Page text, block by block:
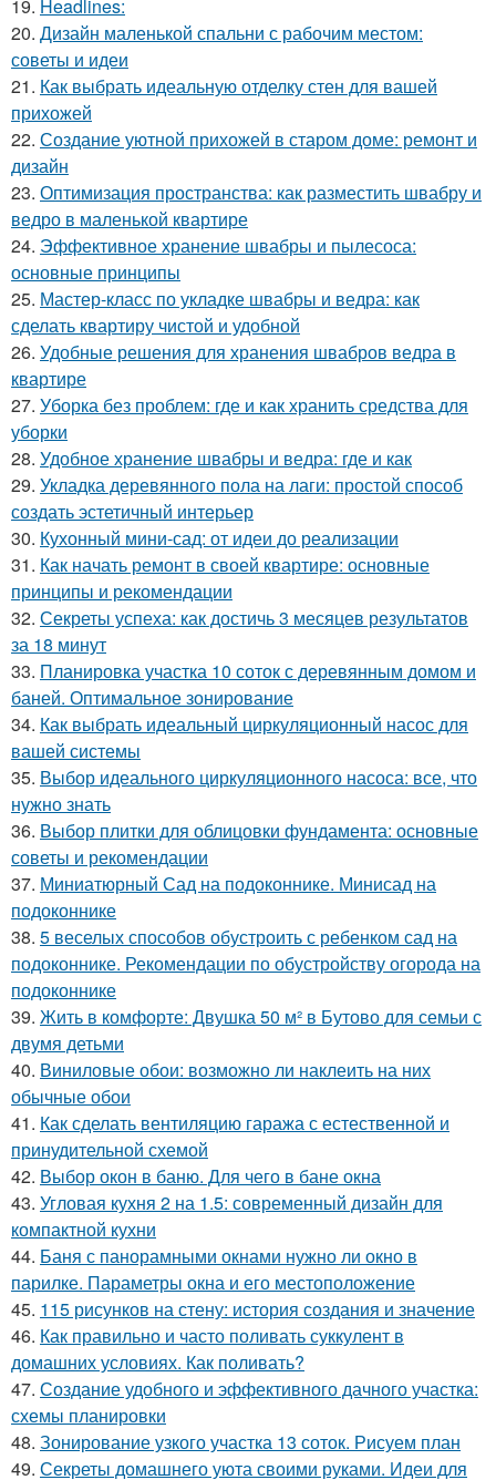
19. Headlines:
20. Дизайн маленькой спальни с рабочим местом:
советы и идеи
21. Как выбрать идеальную отделку стен для вашей
прихожей
22. Создание уютной прихожей в старом доме: ремонт и
дизайн
23. Оптимизация пространства: как разместить швабру и
ведро в маленькой квартире
24. Эффективное хранение швабры и пылесоса:
основные принципы
25. Мастер-класс по укладке швабры и ведра: как
сделать квартиру чистой и удобной
26. Удобные решения для хранения швабров ведра в
квартире
27. Уборка без проблем: где и как хранить средства для
уборки
28. Удобное хранение швабры и ведра: где и как
29. Укладка деревянного пола на лаги: простой способ
создать эстетичный интерьер
30. Кухонный мини-сад: от идеи до реализации
31. Как начать ремонт в своей квартире: основные
принципы и рекомендации
32. Секреты успеха: как достичь 3 месяцев результатов
за 18 минут
33. Планировка участка 10 соток с деревянным домом и
баней. Оптимальное зонирование
34. Как выбрать идеальный циркуляционный насос для
вашей системы
35. Выбор идеального циркуляционного насоса: все, что
нужно знать
36. Выбор плитки для облицовки фундамента: основные
советы и рекомендации
37. Миниатюрный Сад на подоконнике. Минисад на
подоконнике
38. 5 веселых способов обустроить с ребенком сад на
подоконнике. Рекомендации по обустройству огорода на
подоконнике
39. Жить в комфорте: Двушка 50 м² в Бутово для семьи с
двумя детьми
40. Виниловые обои: возможно ли наклеить на них
обычные обои
41. Как сделать вентиляцию гаража с естественной и
принудительной схемой
42. Выбор окон в баню. Для чего в бане окна
43. Угловая кухня 2 на 1.5: современный дизайн для
компактной кухни
44. Баня с панорамными окнами нужно ли окно в
парилке. Параметры окна и его местоположение
45. 115 рисунков на стену: история создания и значение
46. Как правильно и часто поливать суккулент в
домашних условиях. Как поливать?
47. Создание удобного и эффективного дачного участка:
схемы планировки
48. Зонирование узкого участка 13 соток. Рисуем план
49. Секреты домашнего уюта своими руками. Идеи для